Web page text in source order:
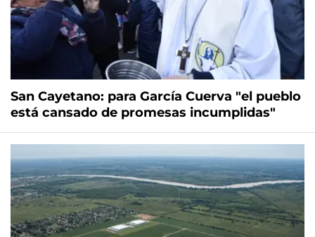
San Cayetano: para García Cuerva "el pueblo
está cansado de promesas incumplidas"